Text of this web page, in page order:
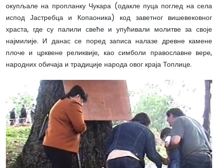
окупљале на пропланку Чукара (одакле пуца поглед на села
испод Јастребца и Копаоника) код заветног вишевековног
храста, где су палили свеће и упућивали молитве за своје
најмилије. И данас се поред записа налазе древне камене
плоче и црквене реликвије, као симболи православне вере,
народних обичаја и традиције народа овог краја Топлице.